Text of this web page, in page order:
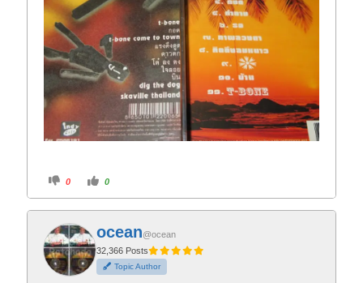
C
i
k
f
o
r
t
h
u
m
0
C
i
k
o
r
t
h
u
m
0
ocean@ocean
32,366 Posts
Topic Author